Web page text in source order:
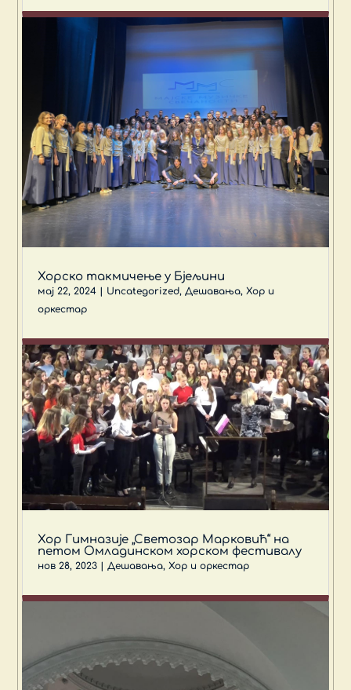
Хорско такмичење у Бјељини
мај 22, 2024 Uncategorized,Дешавања,Хор и
оркестар
Хор Гимназије „Светозар Марковић“ на
петом Омладинском хорском фестивалу
нов 28, 2023 |Дешавања,Хор и оркестар